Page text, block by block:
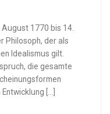
August 1770 bis 14.
Philosoph, der als
Idealismus gilt.
die gesamte
[…]